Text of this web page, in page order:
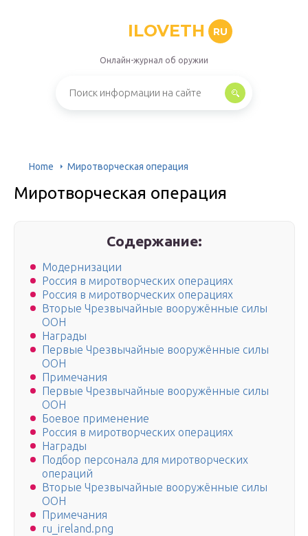
ILOVETH RU
Онлайн-журнал об оружии
Home Миротворческая операция
Миротворческая операция
Содержание:
Модернизации
Россия в миротворческих операциях
Россия в миротворческих операциях
Вторые Чрезвычайные вооружённые силы
ООН
Награды
Первые Чрезвычайные вооружённые силы
ООН
Примечания
Первые Чрезвычайные вооружённые силы
ООН
Боевое применение
Россия в миротворческих операциях
Награды
Подбор персонала для миротворческих
операций
Вторые Чрезвычайные вооружённые силы
ООН
Примечания
ru_ireland.png